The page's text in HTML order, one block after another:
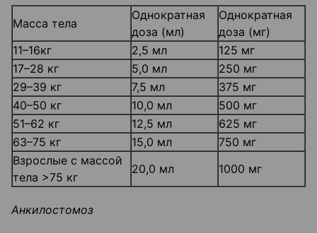
Масса тела
Однократная
доза (мл)
Однократная
доза (мг)
11–16кг
2,5 мл
125 мг
17–28 кг
5,0 мл
250 мг
29–39 кг
7,5 мл
375 мг
40–50 кг
10,0 мл
500 мг
51–62 кг
12,5 мл
625 мг
63–75 кг
15,0 мл
750 мг
Взрослые с массой
тела >75 кг
20,0 мл 1000 мг
Анкилостомоз